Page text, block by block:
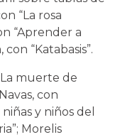
“La rosa
“Aprender a
“Katabasis”.
muerte de
con
y niños del
Morelis